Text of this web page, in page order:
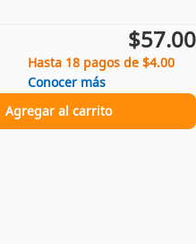
$57.00
Hasta 18 pagos de $4.00
Conocer más
Agregar al carrito